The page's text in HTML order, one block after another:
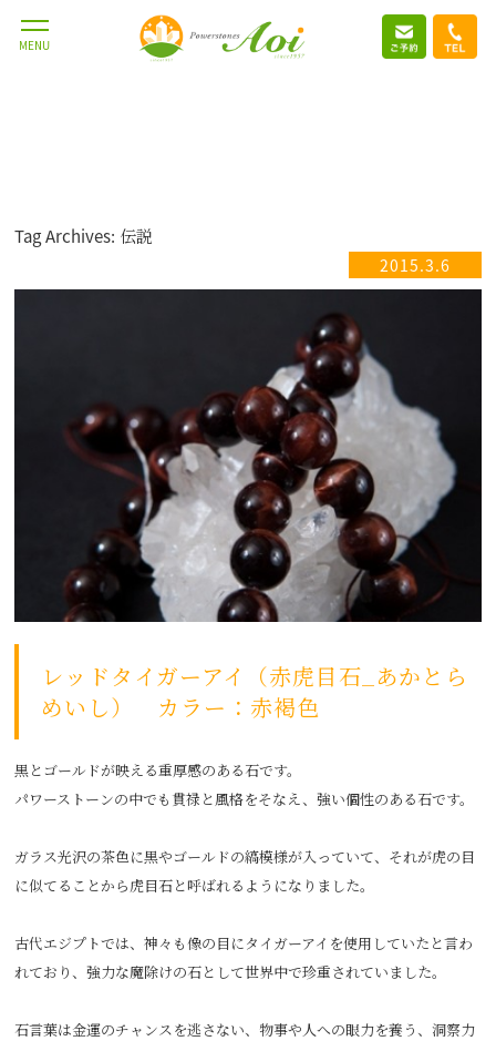
MENU
Tag Archives: 伝説
2015.3.6
レッドタイガーアイ（赤虎目石_あかとら
めいし） カラー：赤褐色
黒とゴールドが映える重厚感のある石です。
パワーストーンの中でも貫禄と風格をそなえ、強い個性のある石です。
ガラス光沢の茶色に黒やゴールドの縞模様が入っていて、それが虎の目
に似てることから虎目石と呼ばれるようになりました。
古代エジプトでは、神々も像の目にタイガーアイを使用していたと言わ
れており、強力な魔除けの石として世界中で珍重されていました。
石言葉は金運のチャンスを逃さない、物事や人への眼力を養う、洞察力